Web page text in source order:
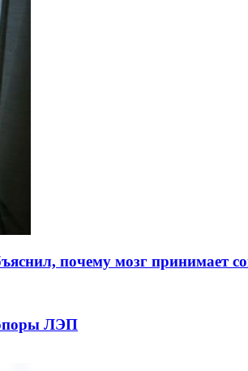
почему мозг принимает
опоры ЛЭП